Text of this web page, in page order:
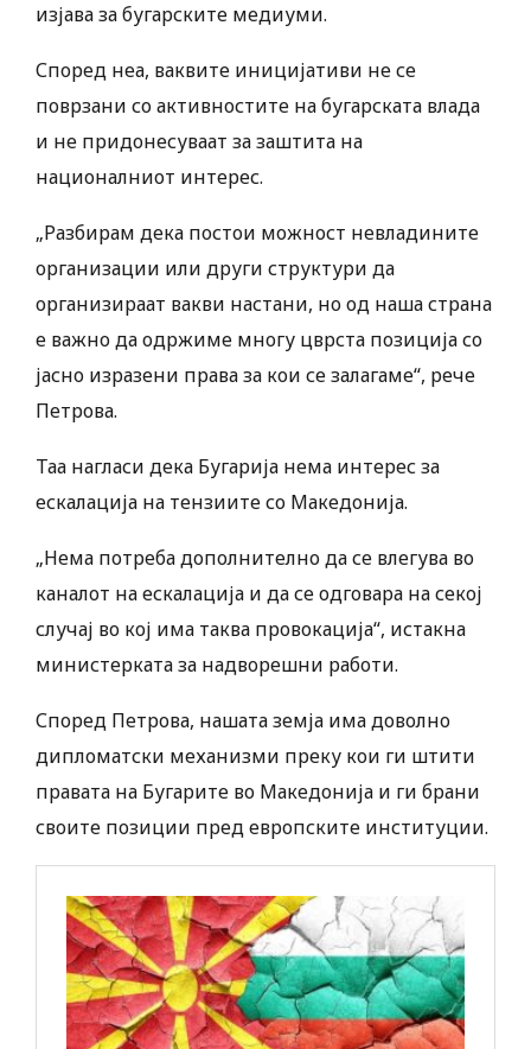
изјава за бугарските медиуми.
Според неа, ваквите иницијативи не се
поврзани со активностите на бугарската влада
и не придонесуваат за заштита на
националниот интерес.
„Разбирам дека постои можност невладините
организации или други структури да
организираат вакви настани, но од наша страна
е важно да одржиме многу цврста позиција со
јасно изразени права за кои се залагаме“, рече
Петрова.
Таа нагласи дека Бугарија нема интерес за
ескалација на тензиите со Македонија.
„Нема потреба дополнително да се влегува во
каналот на ескалација и да се одговара на секој
случај во кој има таква провокација“, истакна
министерката за надворешни работи.
Според Петрова, нашата земја има доволно
дипломатски механизми преку кои ги штити
правата на Бугарите во Македонија и ги брани
своите позиции пред европските институции.